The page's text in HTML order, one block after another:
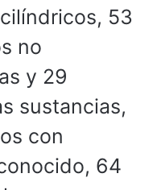
53
no
y 29
sustancias,
con
64